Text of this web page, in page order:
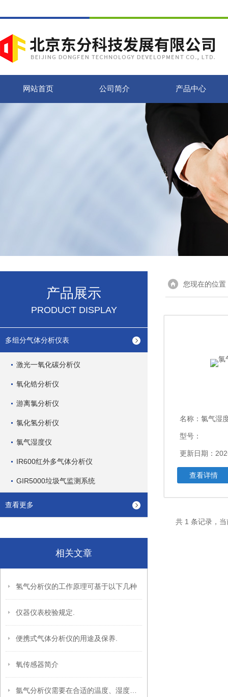
网站首页 公司简介 产品中心
产品展示
PRODUCT DISPLAY
多组分气体分析仪表
激光一氧化碳分析仪
氧化锆分析仪
游离氯分析仪
氯化氢分析仪
氯气湿度仪
IR600红外多气体分析仪
GIR5000垃圾气监测系统
查看更多
相关文章
氢气分析仪的工作原理可基于以下几种
仪器仪表校验规定.
便携式气体分析仪的用途及保养.
氧传感器简介
您现在的位置
名称： 氯气湿
型号：
更新日期：
查看详情
共 1 条记录，